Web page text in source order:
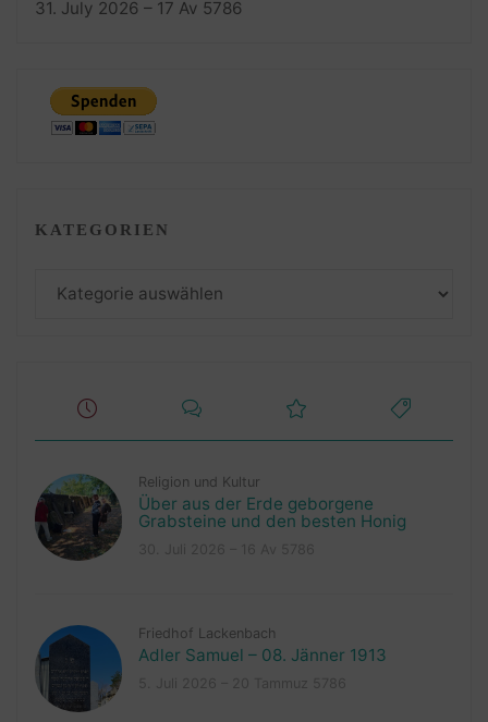
31. July 2026 – 17 Av 5786
KATEGORIEN
Religion und Kultur
Über aus der Erde geborgene
Grabsteine und den besten Honig
Friedhof Lackenbach
Adler Samuel – 08. Jänner 1913